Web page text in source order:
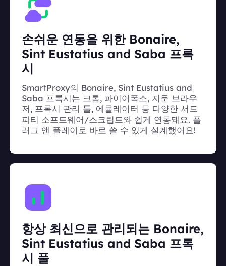
손쉬운 연동을 위한 Bonaire,
Sint Eustatius and Saba 프록
시
SmartProxy의 Bonaire, Sint Eustatius and
Saba 프록시는 크롬, 파이어폭스, 지문 브라우
저, 프록시 관리 툴, 에뮬레이터 등 다양한 서드
파티 소프트웨어/스크립트와 쉽게 연동돼요. 플
러그 앤 플레이로 바로 쓸 수 있게 설계했어요!
항상 최신으로 관리되는 Bonaire,
Sint Eustatius and Saba 프록
시 풀